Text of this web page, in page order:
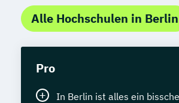
Alle Hochschulen in Berlin
Pro
In Berlin ist alles ein